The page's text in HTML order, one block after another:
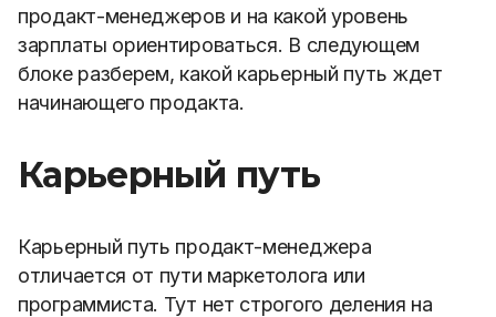
продакт-менеджеров и на какой уровень
зарплаты ориентироваться. В следующем
блоке разберем, какой карьерный путь ждет
начинающего продакта.
Карьерный путь
Карьерный путь продакт-менеджера
отличается от пути маркетолога или
программиста. Тут нет строгого деления на